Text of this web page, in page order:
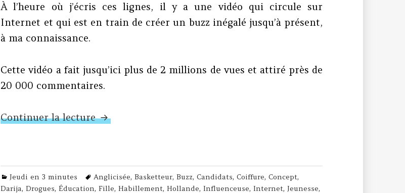
À l’heure où j’écris ces lignes, il y a une vidéo qui circule sur
Internet et qui est en train de créer un buzz inégalé jusqu’à présent,
à ma connaissance.
Cette vidéo a fait jusqu’ici plus de 2 millions de vues et attiré près de
20 000 commentaires.
Continuer la lectureRencontre du troisième type
Categories
Jeudi en 3 minutes Tags
Anglicisée,Basketteur,Buzz,Candidats,Coiffure,Concept,
Darija,Drogues,Éducation,Fille,Habillement,Hollande,Influenceuse,Internet,Jeunesse,